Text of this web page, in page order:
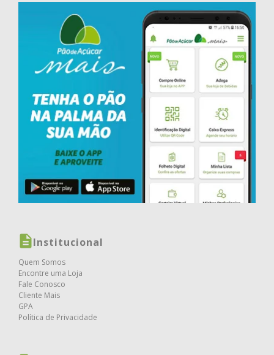
Institucional
Quem Somos
Encontre uma Loja
Fale Conosco
Cliente Mais
GPA
Política de Privacidade